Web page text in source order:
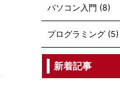
パソコン入門 (8)
プログラミング (5)
新着記事